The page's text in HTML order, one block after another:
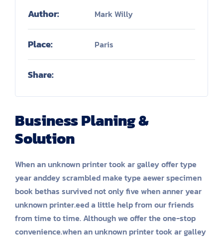
Author: Mark Willy
Place: Paris
Share:
Business Planing &
Solution
When an unknown printer took ar galley offer type
year anddey scrambled make type aewer specimen
book bethas survived not only five when anner year
unknown printer.eed a little help from our friends
from time to time. Although we offer the one-stop
convenience.when an unknown printer took ar galley